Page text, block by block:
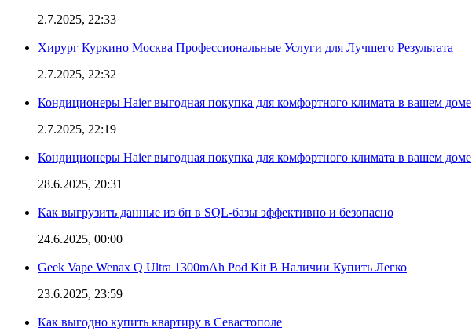
2.7.2025, 22:33
Хирург Куркино Москва Профессиональные Услуги для Лучшего Результата
2.7.2025, 22:32
Кондиционеры Haier выгодная покупка для комфортного климата в вашем доме
2.7.2025, 22:19
Кондиционеры Haier выгодная покупка для комфортного климата в вашем доме
28.6.2025, 20:31
Как выгрузить данные из бп в SQL-базы эффективно и безопасно
24.6.2025, 00:00
Geek Vape Wenax Q Ultra 1300mAh Pod Kit В Наличии Купить Легко
23.6.2025, 23:59
Как выгодно купить квартиру в Севастополе